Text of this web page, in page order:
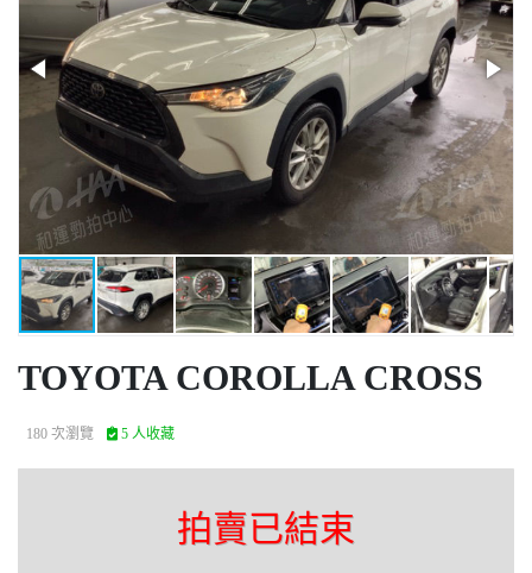
TOYOTA COROLLA CROSS
180 次瀏覽 5 人收藏
拍賣已結束